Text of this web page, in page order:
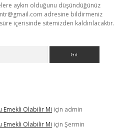
aykırı olduğunu düşündüğünüz
adresine bildirmeniz
içerisinde sitemizden kaldırılacaktır.
Emekli Olabilir Mi için admin
Emekli Olabilir Mi için Şermin